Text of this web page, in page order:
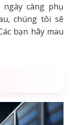
càng phụ
chúng tôi sẽ
bạn hãy mau